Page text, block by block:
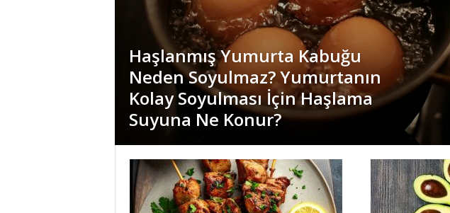
Haşlanmış Yumurta Kabuğu
Neden Soyulmaz? Yumurtanın
Kolay Soyulması İçin Haşlama
Suyuna Ne Konur?